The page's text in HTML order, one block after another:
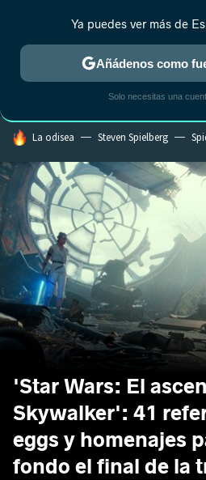
MENÚ
ESTRENOS REALITY
HOY SE HABLA DE
La odisea Steven Spielberg
'Star Wars: El
Skywalker': 41
eggs y homenajes
fondo el final de la
Ya puedes ver más de
Añádenos como
Solo necesitas una